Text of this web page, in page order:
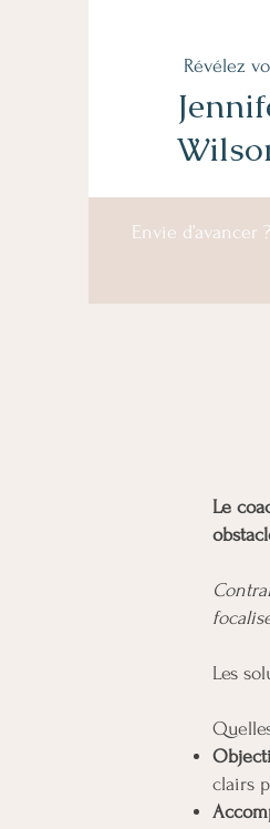
Révélez
Envie d’avancer
Le
Les
clairs